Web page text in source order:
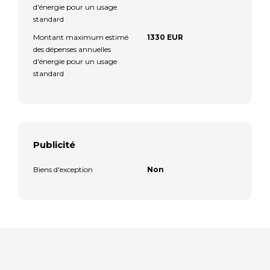
d'énergie pour un usage
standard
Montant maximum estimé
des dépenses annuelles
d'énergie pour un usage
standard
1330 EUR
Publicité
Biens d'exception Non